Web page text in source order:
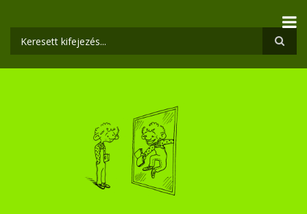
tartalomra
Keresés